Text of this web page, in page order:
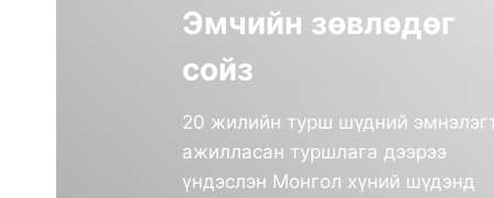
Эмчийн зөвлөдөг
сойз
20 жилийн турш шүдний
ажилласан туршлага дээрээ
үндэслэн Монгол хүний шүдэнд